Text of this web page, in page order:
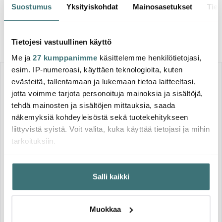
Suostumus Yksityiskohdat Mainosasetukset
Tietojesi vastuullinen käyttö
Me ja 27 kumppanimme käsittelemme henkilötietojasi,
esim. IP-numeroasi, käyttäen teknologioita, kuten
evästeitä, tallentamaan ja lukemaan tietoa laitteeltasi,
jotta voimme tarjota personoituja mainoksia ja sisältöjä,
tehdä mainosten ja sisältöjen mittauksia, saada
näkemyksiä kohdeyleisöstä sekä tuotekehitykseen
liittyvistä syistä. Voit valita, kuka käyttää tietojasi ja mihin
tarkoituksiin.
Jos sallit, haluamme myös tehdä seuraavia:
Kerätä tietoja maantieteellisestä sijainnistasi,
mahdollisesti muutaman metrin tarkkuudella
aktiivisesti (sormenjäljen muodostaminen)
Salli kaikki
Muokkaa
Vohveliraudat
Vohvelirauta WM-623 BELL
Belgialainen Vohvelirauta
HYVÄ DIILI
Saatavilla